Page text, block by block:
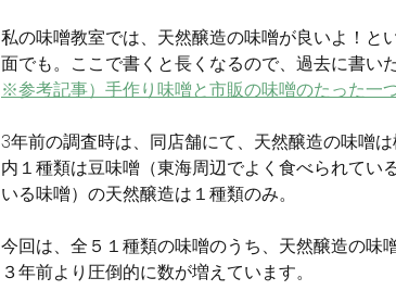
私の味噌教室では、天然醸造の味噌が良いよ！
面でも。ここで書くと長くなるので、過去に書い
※参考記事）手作り味噌と市販の味噌のたった一
3年前の調査時は、同店舗にて、天然醸造の味噌
内１種類は豆味噌（東海周辺でよく食べられてい
いる味噌）の天然醸造は１種類のみ。
今回は、全５１種類の味噌のうち、天然醸造の味
３年前より圧倒的に数が増えています。